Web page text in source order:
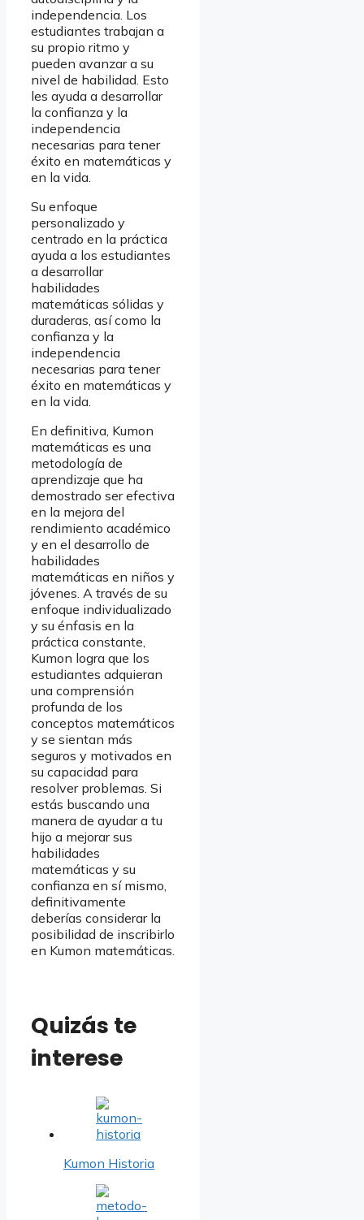
independencia. Los
estudiantes trabajan a
su propio ritmo y
pueden avanzar a su
nivel de habilidad. Esto
les ayuda a desarrollar
la confianza y la
independencia
necesarias para tener
éxito en matemáticas y
en la vida.
Su enfoque
personalizado y
centrado en la práctica
ayuda a los estudiantes
a desarrollar
habilidades
matemáticas sólidas y
duraderas, así como la
confianza y la
independencia
necesarias para tener
éxito en matemáticas y
en la vida.
En definitiva, Kumon
matemáticas es una
metodología de
aprendizaje que ha
demostrado ser efectiva
en la mejora del
rendimiento académico
y en el desarrollo de
habilidades
matemáticas en niños y
jóvenes. A través de su
enfoque individualizado
y su énfasis en la
práctica constante,
Kumon logra que los
estudiantes adquieran
una comprensión
profunda de los
conceptos matemáticos
y se sientan más
seguros y motivados en
su capacidad para
resolver problemas. Si
estás buscando una
manera de ayudar a tu
hijo a mejorar sus
habilidades
matemáticas y su
confianza en sí mismo,
definitivamente
deberías considerar la
posibilidad de inscribirlo
en Kumon matemáticas.
Quizás te
interese
Kumon Historia